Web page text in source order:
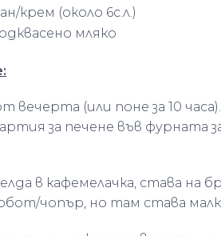
крем (около 6с.л.)
мляко
вечерта (или поне за 10
за печене във фурната
в кафемелачка, става на
чопър, но там става